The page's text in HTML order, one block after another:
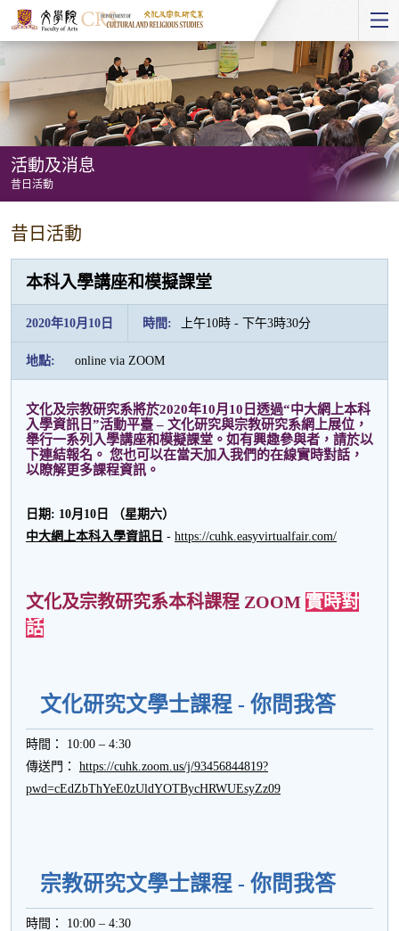
Start
main
Content
活動及消息
昔日活動
動昔日活動
本科入學講座和模擬課堂
2020年10月10日 時間: 上午10時 - 下午3時30分
地點: online via ZOOM
文化及宗教研究系將於2020年10月10日透過“中大網上本科
入學資訊日”活動平臺 – 文化研究與宗教研究系網上展位，
舉行一系列入學講座和模擬課堂。如有興趣參與者，請於以
下連結報名。 您也可以在當天加入我們的在線實時對話，
以瞭解更多課程資訊。
日期 : 10月 10 日 （星期六）
中大網上本科入學資訊日 - https://cuhk.easyvirtualfair.com/
文化及宗教研究系本科課程 ZOOM 實時對
話
文化研究文學士課程 - 你問我答
時間： 10:00 – 4:30
傳送門： https://cuhk.zoom.us/j/93456844819?
pwd=cEdZbThYeE0zUldYOTBycHRWUEsyZz09
宗教研究文學士課程 - 你問我答
時間： 10:00 – 4:30